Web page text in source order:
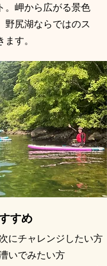
。岬から広がる景色
野尻湖ならではのス
す。
すめ
にチャレンジしたい方
いでみたい方